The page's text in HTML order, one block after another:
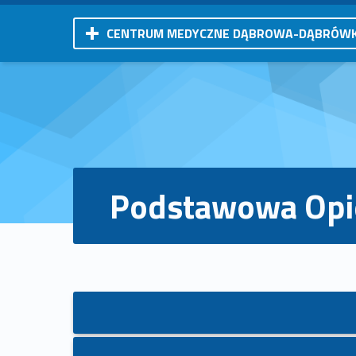
CENTRUM MEDYCZNE DĄBROWA-
Podstawowa